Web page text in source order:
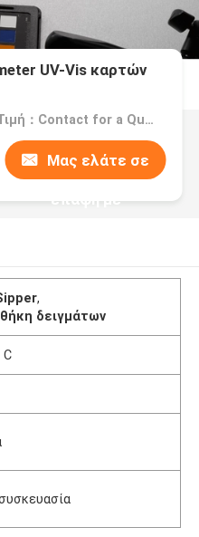
UV-Vis καρτών
Τιμή：Contact for a Quote
Μας ελάτε σε
επαφή με
,
δειγμάτων